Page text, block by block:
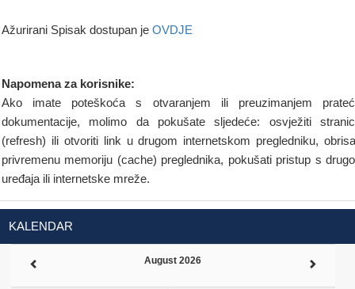
Ažurirani Spisak dostupan je OVDJE
Napomena za korisnike:
Ako imate poteškoća s otvaranjem ili preuzimanjem
dokumentacije, molimo da pokušate sljedeće: osvježiti
(refresh) ili otvoriti link u drugom internetskom pregledniku,
privremenu memoriju (cache) preglednika, pokušati pristup s
uređaja ili internetske mreže.
KALENDAR
August 2026